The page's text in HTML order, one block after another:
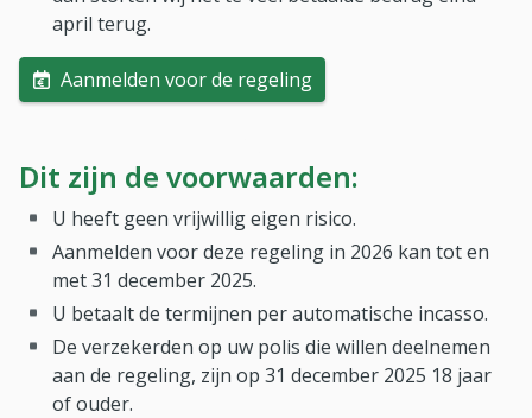
april terug.
Aanmelden voor de regeling
Dit zijn de voorwaarden:
U heeft geen vrijwillig eigen risico.
Aanmelden voor deze regeling in 2026 kan tot en
met 31 december 2025.
U betaalt de termijnen per automatische incasso.
De verzekerden op uw polis die willen deelnemen
aan de regeling, zijn op 31 december 2025 18 jaar
of ouder.